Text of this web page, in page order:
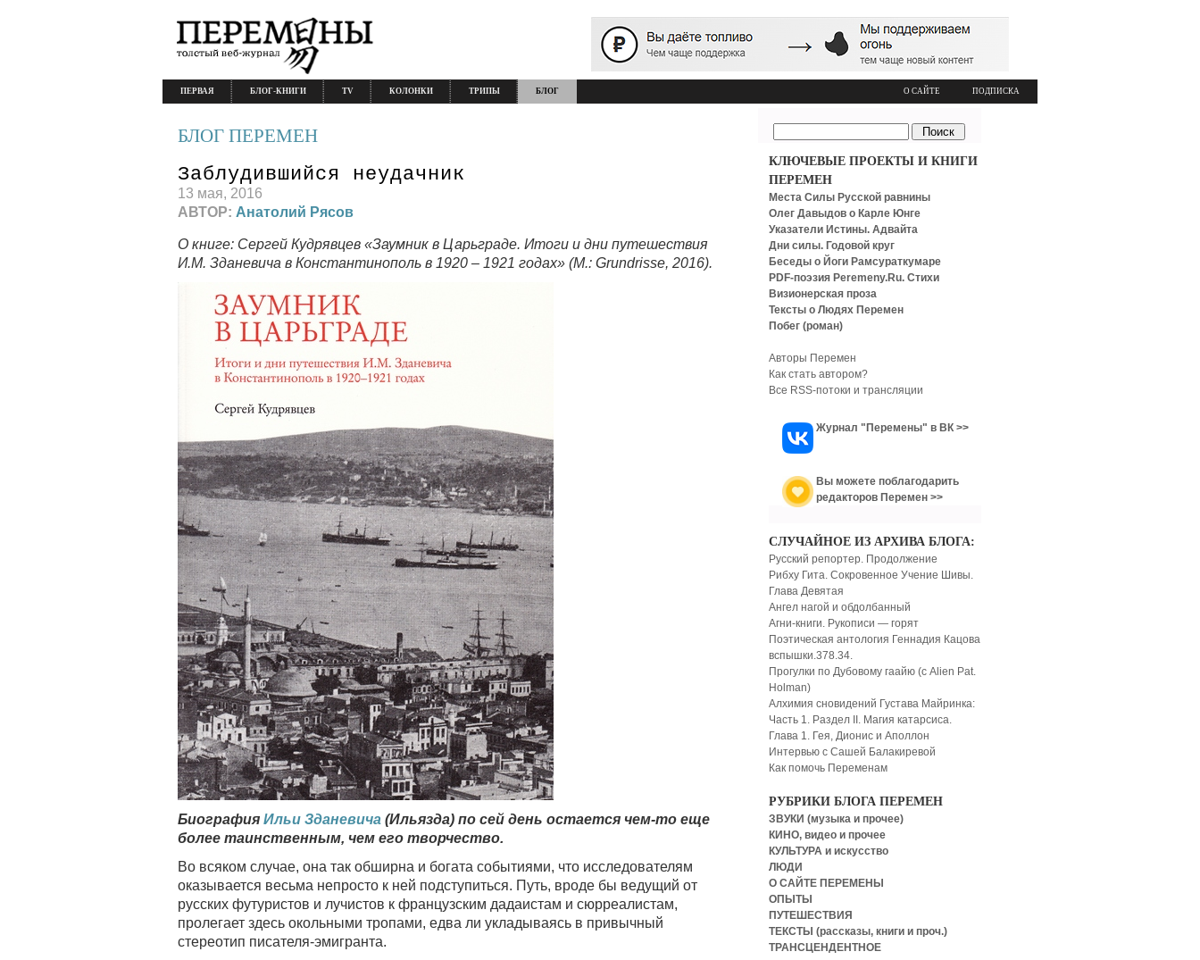
О САЙТЕ ПОДПИСКА
ПЕРВАЯ БЛОГ-КНИГИ TV КОЛОНКИ ТРИПЫ БЛОГ
БЛОГ ПЕРЕМЕН
Заблудившийся неудачник
13 мая, 2016
АВТОР: Анатолий Рясов
О книге: Сергей Кудрявцев «Заумник в Царьграде. Итоги и дни путешествия
И.М. Зданевича в Константинополь в 1920 – 1921 годах» (М.: Grundrisse, 2016).
Биография Ильи Зданевича (Ильязда) по сей день остается чем-то еще
более таинственным, чем его творчество.
Во всяком случае, она так обширна и богата событиями, что исследователям
оказывается весьма непросто к ней подступиться. Путь, вроде бы ведущий от
русских футуристов и лучистов к французским дадаистам и сюрреалистам,
пролегает здесь окольными тропами, едва ли укладываясь в привычный
стереотип писателя-эмигранта.
КЛЮЧЕВЫЕ ПРОЕКТЫ И КНИГИ
ПЕРЕМЕН
Места Силы Русской равнины
Олег Давыдов о Карле Юнге
Указатели Истины. Адвайта
Дни силы. Годовой круг
Беседы о Йоги Рамсураткумаре
PDF-поэзия Peremeny.Ru. Стихи
Визионерская проза
Тексты о Людях Перемен
Побег (роман)
Авторы Перемен
Как стать автором?
Все RSS-потоки и трансляции
Журнал "Перемены" в ВК >>
Вы можете поблагодарить
редакторов Перемен >>
СЛУЧАЙНОЕ ИЗ АРХИВА БЛОГА:
Русский репортер. Продолжение
Рибху Гита. Сокровенное Учение Шивы.
Глава Девятая
Ангел нагой и обдолбанный
Агни-книги. Рукописи — горят
Поэтическая антология Геннадия Кацова
вспышки.378.34.
Прогулки по Дубовому гаайю (с Alien Pat.
Holman)
Алхимия сновидений Густава Майринка:
Часть 1. Раздел II. Магия катарсиса.
Глава 1. Гея, Дионис и Аполлон
Интервью с Сашей Балакиревой
Как помочь Переменам
РУБРИКИ БЛОГА ПЕРЕМЕН
ЗВУКИ (музыка и прочее)
КИНО, видео и прочее
КУЛЬТУРА и искусство
ЛЮДИ
О САЙТЕ ПЕРЕМЕНЫ
ОПЫТЫ
ПУТЕШЕСТВИЯ
ТЕКСТЫ (рассказы, книги и проч.)
ТРАНСЦЕНДЕНТНОЕ